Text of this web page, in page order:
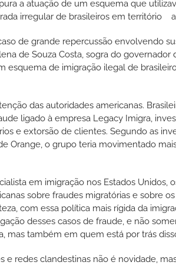
a atuação de um esquema que
irregular de brasileiros em território
de grande repercussão envolvendo
de Souza Costa, sogra do governador
esquema de imigração ilegal de
das autoridades americanas.
ligado à empresa Legacy Imigra,
e extorsão de clientes. Segundo as
Orange, o grupo teria movimentado
em imigração nos Estados Unidos,
sobre fraudes migratórias e sobre
com essa política mais rígida da
desses casos de fraude, e não
também em quem está por trás
e redes clandestinas não é novidade,